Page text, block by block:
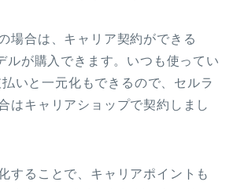
場合は、キャリア契約ができる
ルが購入できます。いつも使ってい
いと一元化もできるので、セルラ
はキャリアショップで契約しまし
することで、キャリアポイントも